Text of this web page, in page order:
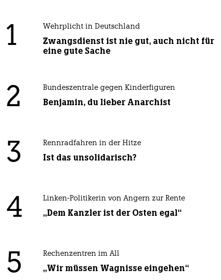
1 Wehrplicht in Deutschland
Zwangsdienst ist nie gut, auch nicht für
eine gute Sache
2 Bundeszentrale gegen Kinderfiguren
Benjamin, du lieber Anarchist
3 Rennradfahren in der Hitze
Ist das unsolidarisch?
4 Linken-Politikerin von Angern zur Rente
„Dem Kanzler ist der Osten egal“
5 Rechenzentren im All
„Wir müssen Wagnisse eingehen“